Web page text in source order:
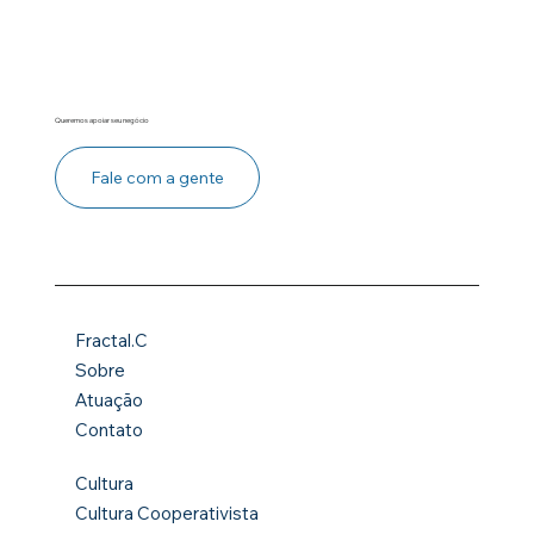
Queremos apoiar seu negócio
Fale com a gente
Fractal.C
Sobre
Atuação
Contato
Cultura
Cultura Cooperativista